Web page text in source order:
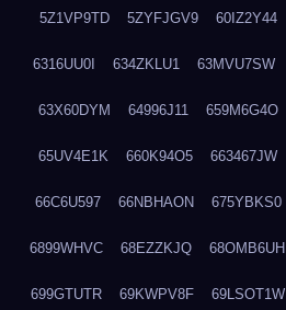
5Z1VP9TD 5ZYFJGV9 60IZ2Y44
6316UU0I 634ZKLU1 63MVU7SW
63X60DYM 64996J11 659M6G4O
65UV4E1K 660K94O5 663467JW
66C6U597 66NBHAON 675YBKS0
6899WHVC 68EZZKJQ 68OMB6UH
699GTUTR 69KWPV8F 69LSOT1W